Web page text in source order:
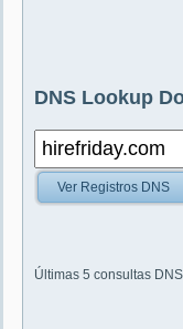
DNS Lookup
Ver Registros DNS
Últimas 5 consultas